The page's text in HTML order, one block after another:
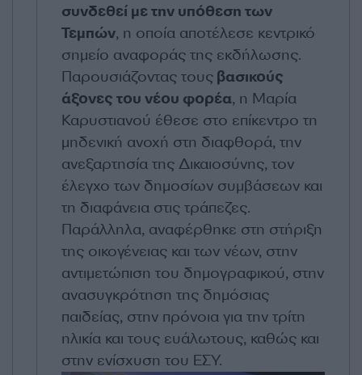
συνδεθεί με την υπόθεση των
Τεμπών, η οποία αποτέλεσε κεντρικό
σημείο αναφοράς της εκδήλωσης.
Παρουσιάζοντας τους βασικούς
άξονες του νέου φορέα, η Μαρία
Καρυστιανού έθεσε στο επίκεντρο τη
μηδενική ανοχή στη διαφθορά, την
ανεξαρτησία της Δικαιοσύνης, τον
έλεγχο των δημοσίων συμβάσεων και
τη διαφάνεια στις τράπεζες.
Παράλληλα, αναφέρθηκε στη στήριξη
της οικογένειας και των νέων, στην
αντιμετώπιση του δημογραφικού, στην
ανασυγκρότηση της δημόσιας
παιδείας, στην πρόνοια για την τρίτη
ηλικία και τους ευάλωτους, καθώς και
στην ενίσχυση του ΕΣΥ.